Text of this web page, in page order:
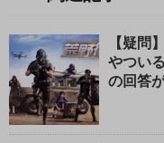
【疑問
やつい
の回答